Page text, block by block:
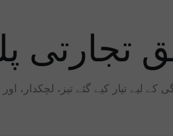
تجارتی
کے لیے تیار کیے گئے تیز، لچکدار،